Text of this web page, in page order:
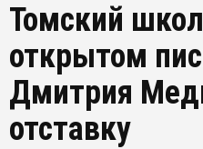
Томский
открытом
Дмитрия
отставку